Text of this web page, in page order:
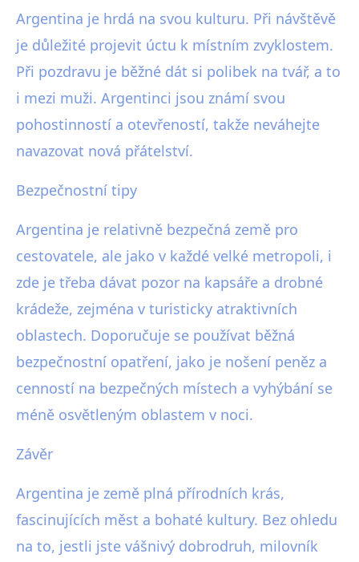
Argentina je hrdá na svou kulturu. Při návštěvě
je důležité projevit úctu k místním zvyklostem.
Při pozdravu je běžné dát si polibek na tvář, a to
i mezi muži. Argentinci jsou známí svou
pohostinností a otevřeností, takže neváhejte
navazovat nová přátelství.
Bezpečnostní tipy
Argentina je relativně bezpečná země pro
cestovatele, ale jako v každé velké metropoli, i
zde je třeba dávat pozor na kapsáře a drobné
krádeže, zejména v turisticky atraktivních
oblastech. Doporučuje se používat běžná
bezpečnostní opatření, jako je nošení peněz a
cenností na bezpečných místech a vyhýbání se
méně osvětleným oblastem v noci.
Závěr
Argentina je země plná přírodních krás,
fascinujících měst a bohaté kultury. Bez ohledu
na to, jestli jste vášnivý dobrodruh, milovník